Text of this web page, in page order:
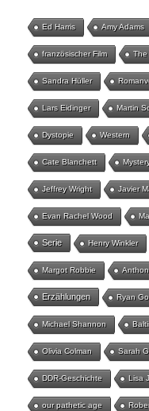
Ed Harris Amy Adams
französischer Film The
Sandra Hüller
Lars Eidinger Martin
Dystopie Western
Cate Blanchett
Jeffrey Wright Javier
Evan Rachel Wood
Serie Henry Winkler
Margot Robbie
Erzählungen Ryan
Michael Shannon
Olivia Colman Sarah
DDR-Geschichte Lisa
our pathetic age